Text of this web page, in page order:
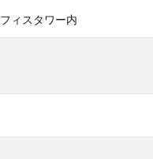
ィスタワー内